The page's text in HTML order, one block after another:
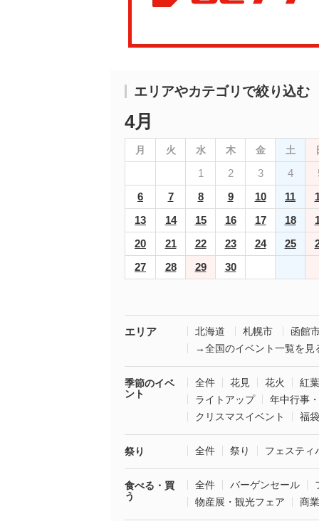
エリアやカテゴリで絞り込む
4月
月 火 水 木 金 土
1 2 3 4
6
7 8 9 10 11
13
14 15 16 17 18
20
21 22 23 24 25
27
28 29 30
エリア 北海道 札幌市
函館
→全国のイベント一覧を見
季節のイベ
ント
全件 花見 花火
紅葉
ライトアップ
年中行事
クリスマスイベント
福
祭り 全件 祭り フェスティ
食べる・買
う
全件 バーゲンセール
物産展・観光フェア
商